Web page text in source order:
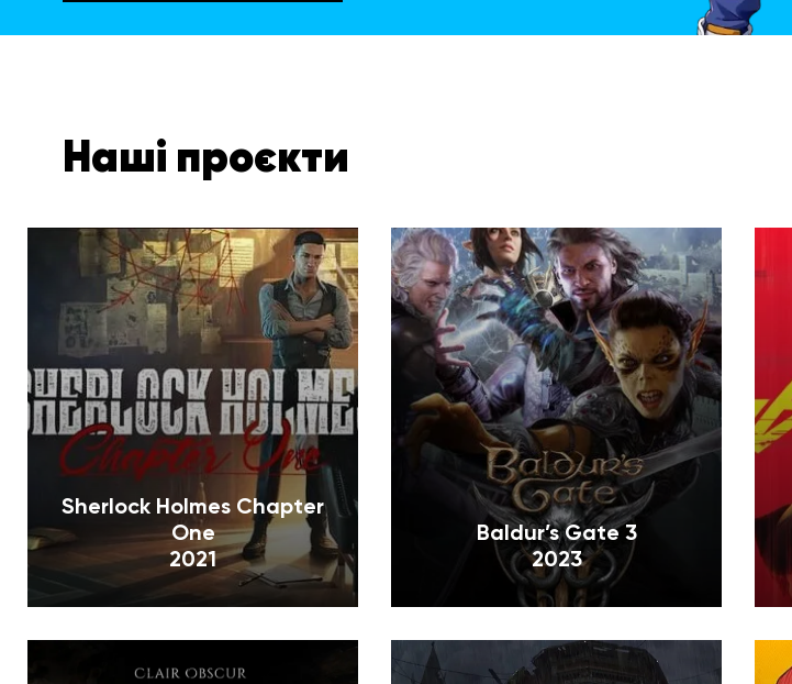
Наші проєкти
Sherlock Holmes Chapter
One
2021
Baldur’s Gate 3
2023